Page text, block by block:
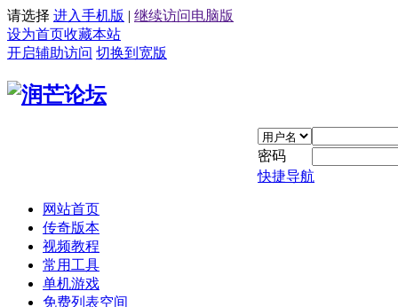
请选择 进入手机版 | 继续访问电脑版
设为首页收藏本站
开启辅助访问 切换到宽版
密码
快捷导航
网站首页
传奇版本
视频教程
常用工具
单机游戏
免费列表空间